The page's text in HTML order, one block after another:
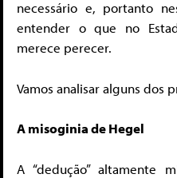
necessário e, portanto
entender o que no
merece perecer.
Vamos analisar alguns dos
A misoginia de Hegel
A “dedução” altamente